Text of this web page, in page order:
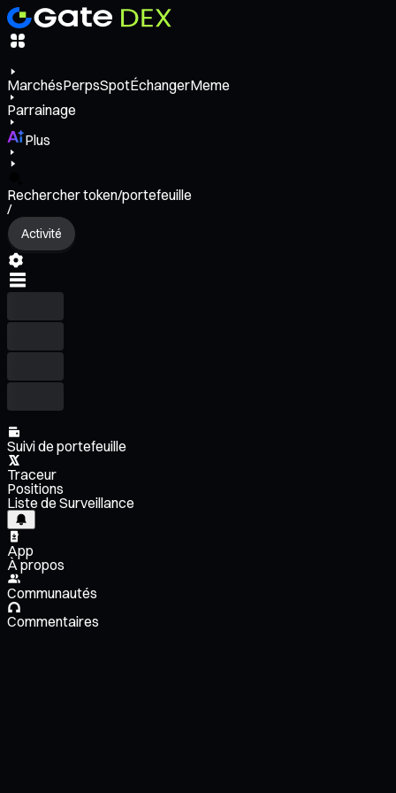
MarchésPerpsSpotÉchangerMeme
Parrainage
Plus
Rechercher token/portefeuille
/
Activité
Suivi de portefeuille
Traceur
Positions
Liste de Surveillance
App
À propos
Communautés
Commentaires